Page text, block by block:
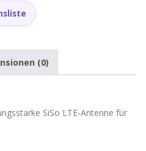
(0)
SiSo LTE-Antenne für